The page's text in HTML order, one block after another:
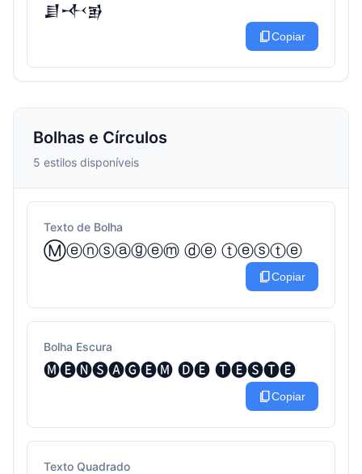
𒋗𒋾𒂊
content_copyCopiar
Bolhas e Círculos
5 estilos disponíveis
Texto de Bolha
Ⓜⓔⓝⓢⓐⓖⓔⓜ ⓓⓔ ⓣⓔⓢⓣⓔ
content_copyCopiar
Bolha Escura
🅜🅔🅝🅢🅐🅖🅔🅜 🅓🅔 🅣🅔🅢🅣🅔
content_copyCopiar
Texto Quadrado